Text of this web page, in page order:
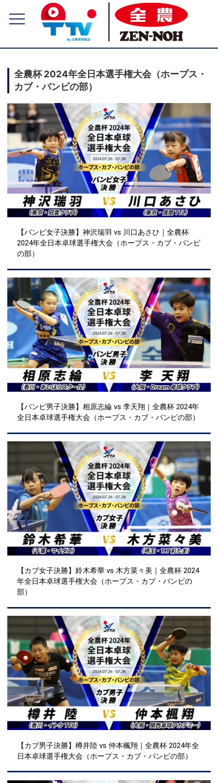
全農杯 2024年全日本選手権大会（ホープス・
カブ・バンビの部）
【バンビ女子決勝】神沢瑞羽 vs 川口あさひ｜全農杯
2024年全日本卓球選手権大会（ホープス・カブ・バンビ
の部）
【バンビ男子決勝】相原志綸 vs 李天翔｜全農杯 2024年
全日本卓球選手権大会（ホープス・カブ・バンビの部）
【カブ女子決勝】鈴木希華 vs 木方菜々美｜全農杯 2024
年全日本卓球選手権大会（ホープス・カブ・バンビの
部）
【カブ男子決勝】樽井陸 vs 仲本楓翔｜全農杯 2024年全
日本卓球選手権大会（ホープス・カブ・バンビの部）